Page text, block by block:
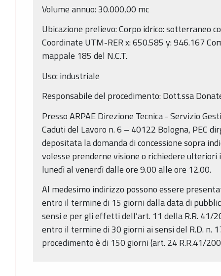
Volume annuo: 30.000,00 mc
Ubicazione prelievo: Corpo idrico: sotterraneo
Coordinate UTM-RER x: 650.585 y: 946.167
mappale 185 del N.C.T.
Uso: industriale
Responsabile del procedimento: Dott.ssa
Presso ARPAE Direzione Tecnica - Servizio
Caduti del Lavoro n. 6 – 40122 Bologna, PEC
depositata la domanda di concessione sopra
volesse prenderne visione o richiedere
lunedì al venerdì dalle ore 9.00 alle ore 12.00.
Al medesimo indirizzo possono essere
entro il termine di 15 giorni dalla data di
sensi e per gli effetti dell’art. 11 della R.R. 41/
entro il termine di 30 giorni ai sensi del R.D. n.
procedimento è di 150 giorni (art. 24 R.R.41/